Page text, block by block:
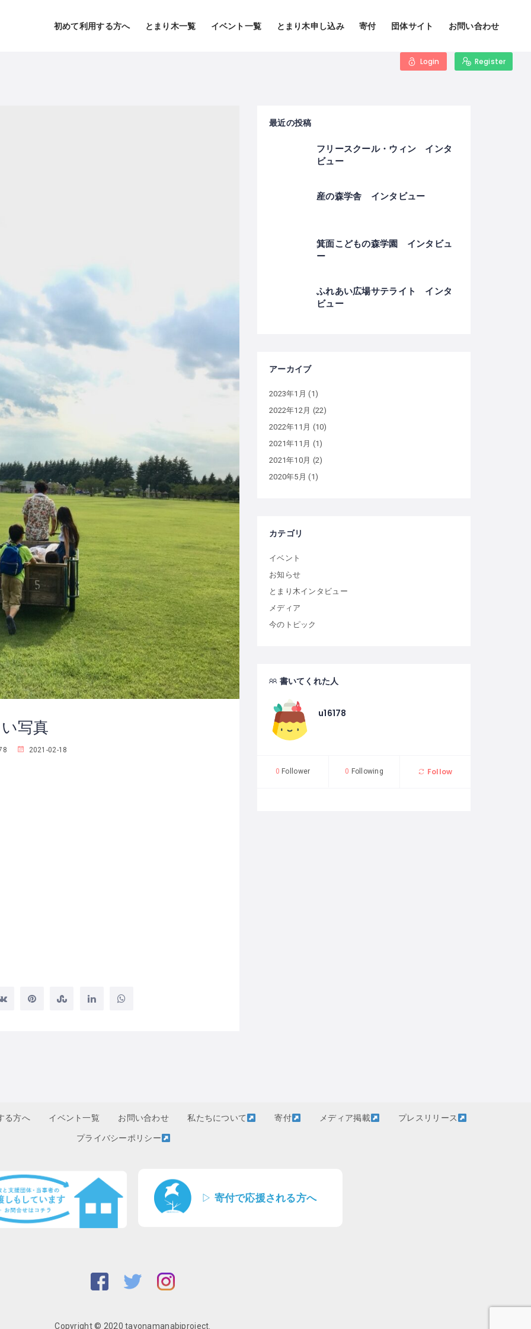
初めて利用する方へ とまり木一覧 イベント一覧 とまり木申し込み 寄付 団体サイト お問い合わせ
Login Register
写真
2021-02-18
最近の投稿
フリースクール・ウィン インタ
ビュー
産の森学舎 インタビュー
箕面こどもの森学園 インタビュ
ー
ふれあい広場サテライト インタ
ビュー
アーカイブ
2023年1月 (1)
2022年12月 (22)
2022年11月 (10)
2021年11月 (1)
2021年10月 (2)
2020年5月 (1)
カテゴリ
イベント
お知らせ
とまり木インタビュー
メディア
今のトピック
書いてくれた人
u16178
0 Follower 0 Following Follow
る方へ イベント一覧 お問い合わせ 私たちについて 寄付 メディア掲載 プレスリリース
プライバシーポリシー
▷ 寄付で応援される方へ
Copyright © 2020 tayonamanabiproject.